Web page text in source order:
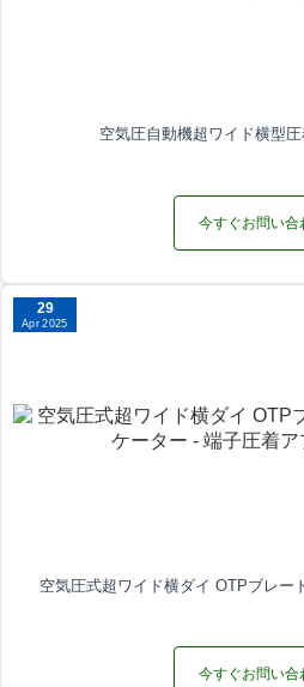
空気圧自動機超ワイド横型
今すぐお問い合
29
Apr 2025
空気圧式超ワイド横ダイ OTPブレー
今すぐお問い合